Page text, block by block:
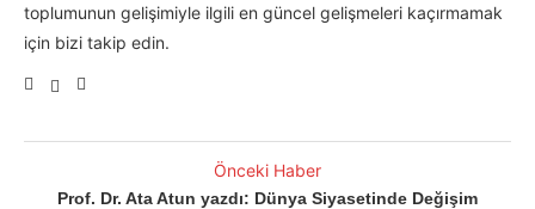
toplumunun gelişimiyle ilgili en güncel gelişmeleri kaçırmamak
için bizi takip edin.
Önceki Haber
Prof. Dr. Ata Atun yazdı: Dünya Siyasetinde Değişim